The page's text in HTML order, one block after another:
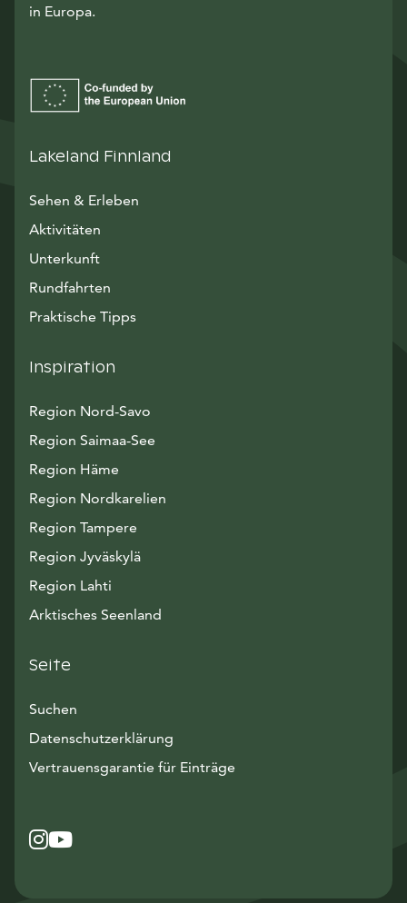
in Europa.
Lakeland Finnland
Sehen & Erleben
Aktivitäten
Unterkunft
Rundfahrten
Praktische Tipps
Inspiration
Region Nord-Savo
Region Saimaa-See
Region Häme
Region Nordkarelien
Region Tampere
Region Jyväskylä
Region Lahti
Arktisches Seenland
Seite
Suchen
Datenschutzerklärung
Vertrauensgarantie für Einträge
Instagram
Avautuu uuteen ikkunaan
YouTube
Avautuu uuteen ikkunaan